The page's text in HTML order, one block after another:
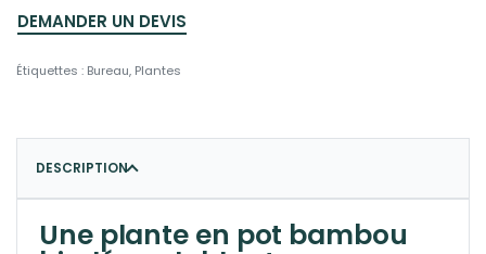
DEMANDER UN DEVIS
Étiquettes : Bureau, Plantes
DESCRIPTION
Uneplante en pot bambou